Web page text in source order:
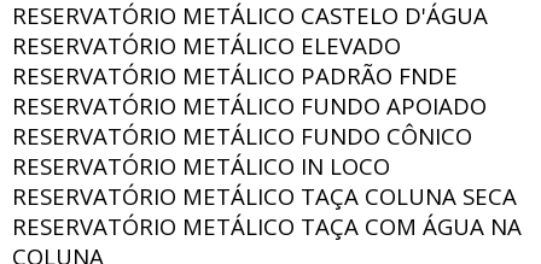
RESERVATÓRIO METÁLICO CASTELO D'ÁGUA
RESERVATÓRIO METÁLICO ELEVADO
RESERVATÓRIO METÁLICO PADRÃO FNDE
RESERVATÓRIO METÁLICO FUNDO APOIADO
RESERVATÓRIO METÁLICO FUNDO CÔNICO
RESERVATÓRIO METÁLICO IN LOCO
RESERVATÓRIO METÁLICO TAÇA COLUNA SECA
RESERVATÓRIO METÁLICO TAÇA COM ÁGUA NA
COLUNA